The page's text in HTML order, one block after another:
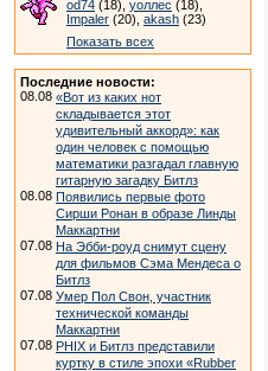
od74 (18), уоллес (18),
Impaler (20), akash (23)
Показать всех
Последние новости:
08.08 «Вот из каких нот
складывается этот
удивительный аккорд»: как
один человек с помощью
математики разгадал главную
гитарную загадку Битлз
08.08 Появились первые фото
Сирши Ронан в образе Линды
Маккартни
07.08 На Эбби-роуд снимут сцену
для фильмов Сэма Мендеса о
Битлз
07.08 Умер Пол Свон, участник
технической команды
Маккартни
07.08 PHIX и Битлз представили
куртку в стиле эпохи «Rubber